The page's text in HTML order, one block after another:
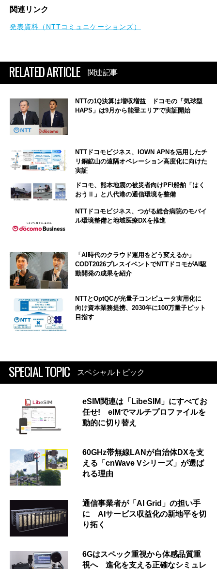
関連リンク
発表資料（NTTコミュニケーションズ）
RELATED ARTICLE 関連記事
NTTの1Q決算は増収増益 ドコモの「気球型
HAPS」は9月から能登エリアで実証開始
NTTドコモビジネス、IOWN APNを活用したチ
リ銅鉱山の遠隔オペレーション高度化に向けた
実証
ドコモ、熊本地震の被災者向けPFI船舶「はく
おうⅡ」と八代港の通信環境を整備
NTTドコモビジネス、つがる総合病院のモバイ
ル環境整備と地域医療DXを推進
「AI時代のクラウド運用をどう変えるか」
CODT2026プレスイベントでNTTドコモがAI駆
動開発の成果を紹介
NTTとOptQCが光量子コンピュータ実用化に
向け資本業務提携、2030年に100万量子ビット
目指す
SPECIAL TOPIC スペシャルトピック
eSIM関連は「LibeSIM」にすべてお
任せ! eIMでマルチプロファイルを
動的に切り替え
60GHz帯無線LANが自治体DXを支
える「cnWave Vシリーズ」が選ば
れる理由
通信事業者が「AI Grid」の担い手
に AIサービス収益化の新地平を切
り拓く
6Gはスペック重視から体感品質重
視へ 進化を支える正確なシミュレ